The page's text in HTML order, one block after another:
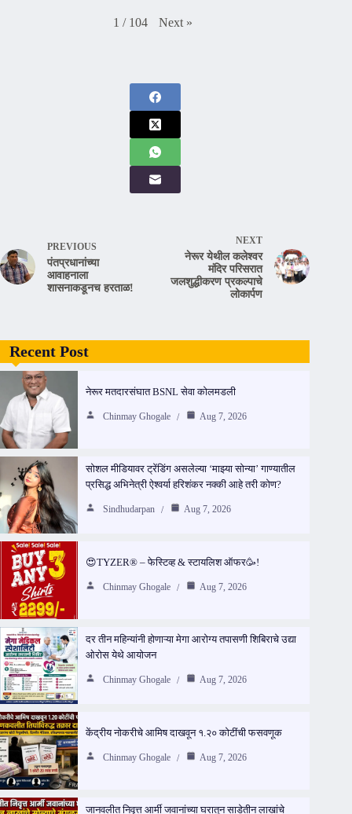
1 / 104 Next »
PREVIOUS
पंतप्रधानांच्या
आवाहनाला
शासनाकडूनच हरताळ!
NEXT
नेरूर येथील कलेश्वर
मंदिर परिसरात
जलशुद्धीकरण प्रकल्पाचे
लोकार्पण
Recent Post
नेरूर मतदारसंघात BSNL सेवा कोलमडली
Chinmay Ghogale Aug 7, 2026
सोशल मीडियावर ट्रेंडिंग असलेल्या ‘माझ्या सोन्या’ गाण्यातील
प्रसिद्ध अभिनेत्री ऐश्वर्या हरिशंकर नक्की आहे तरी कोण?
Sindhudarpan Aug 7, 2026
😍TYZER® – फेस्टिव्ह & स्टायलिश ऑफर🥳!
Chinmay Ghogale Aug 7, 2026
दर तीन महिन्यांनी होणाऱ्या मेगा आरोग्य तपासणी शिबिराचे उद्या
ओरोस येथे आयोजन
Chinmay Ghogale Aug 7, 2026
केंद्रीय नोकरीचे आमिष दाखवून १.२० कोटींची फसवणूक
Chinmay Ghogale Aug 7, 2026
जानवलीत निवृत्त आर्मी जवानांच्या घरातून साडेतीन लाखांचे